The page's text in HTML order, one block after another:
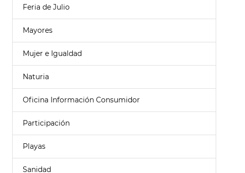
Feria de Julio
Mayores
Mujer e Igualdad
Naturia
Oficina Información Consumidor
Participación
Playas
Sanidad